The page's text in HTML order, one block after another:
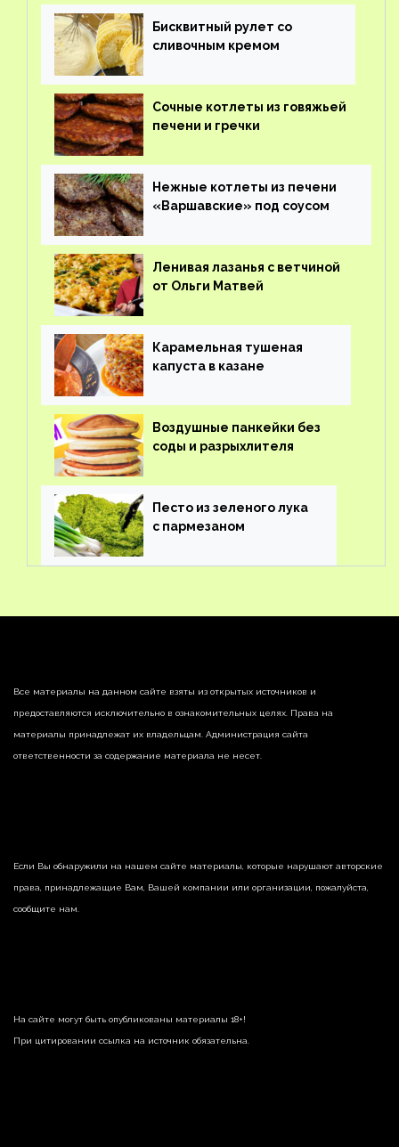
Бисквитный рулет со
сливочным кремом
Сочные котлеты из говяжьей
печени и гречки
Нежные котлеты из печени
«Варшавские» под соусом
Ленивая лазанья с ветчиной
от Ольги Матвей
Карамельная тушеная
капуста в казане
Воздушные панкейки без
соды и разрыхлителя
Песто из зеленого лука
с пармезаном
Все материалы на данном сайте взяты из открытых источников и
предоставляются исключительно в ознакомительных целях. Права на
материалы принадлежат их владельцам. Администрация сайта
ответственности за содержание материала не несет.
Если Вы обнаружили на нашем сайте материалы, которые нарушают авторские
права, принадлежащие Вам, Вашей компании или организации, пожалуйста,
сообщите нам.
На сайте могут быть опубликованы материалы 18+!
При цитировании ссылка на источник обязательна.